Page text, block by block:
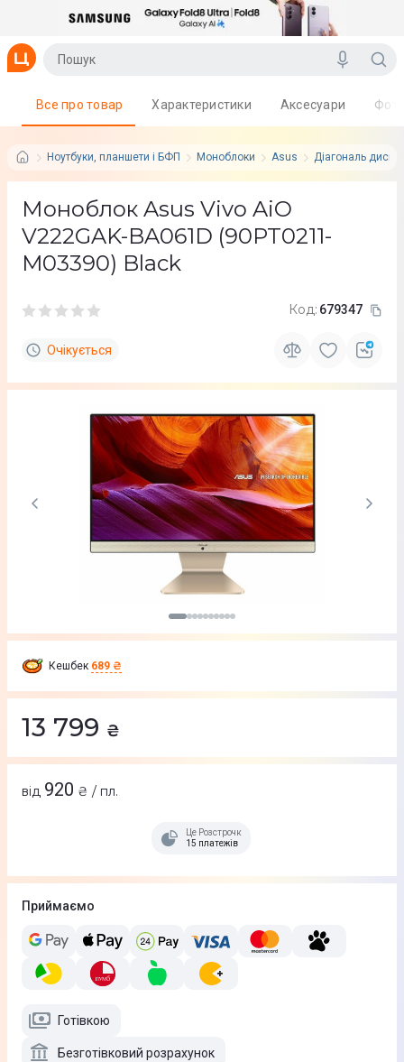
Ноутбуки, планшети і БФП Моноблоки Asus Діагональ
Все про товар Характеристики Аксесуари
Моноблок Asus Vivo AiO
V222GAK-BA061D (90PT0211-
M03390) Black
Код: 679347
Очікується
Кешбек 689 ₴
13 799 ₴
від 920 ₴ / пл.
Це Розстрочка
15 платежів
Приймаємо
Готівкою
Безготівковий розрахунок